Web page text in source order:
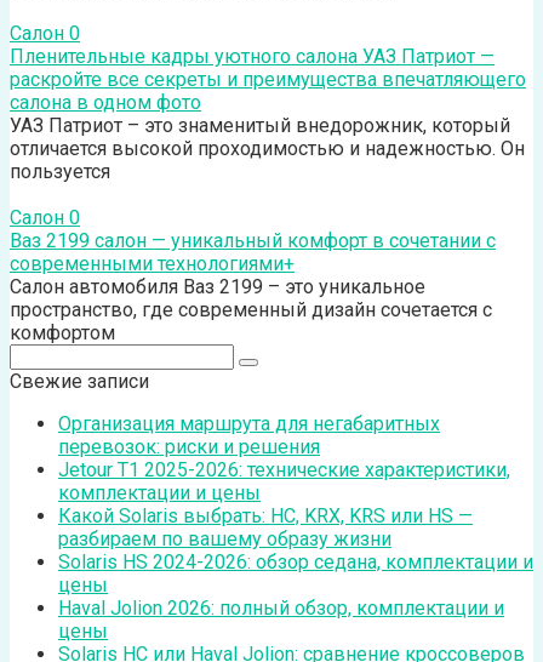
Салон 0
Пленительные кадры уютного салона УАЗ Патриот —
раскройте все секреты и преимущества впечатляющего
салона в одном фото
УАЗ Патриот – это знаменитый внедорожник, который
отличается высокой проходимостью и надежностью. Он
пользуется
Салон 0
Ваз 2199 салон — уникальный комфорт в сочетании с
современными технологиями+
Салон автомобиля Ваз 2199 – это уникальное
пространство, где современный дизайн сочетается с
комфортом
Свежие записи
Организация маршрута для негабаритных
перевозок: риски и решения
Jetour T1 2025-2026: технические характеристики,
комплектации и цены
Какой Solaris выбрать: HC, KRX, KRS или HS —
разбираем по вашему образу жизни
Solaris HS 2024-2026: обзор седана, комплектации и
цены
Haval Jolion 2026: полный обзор, комплектации и
цены
Solaris HC или Haval Jolion: сравнение кроссоверов